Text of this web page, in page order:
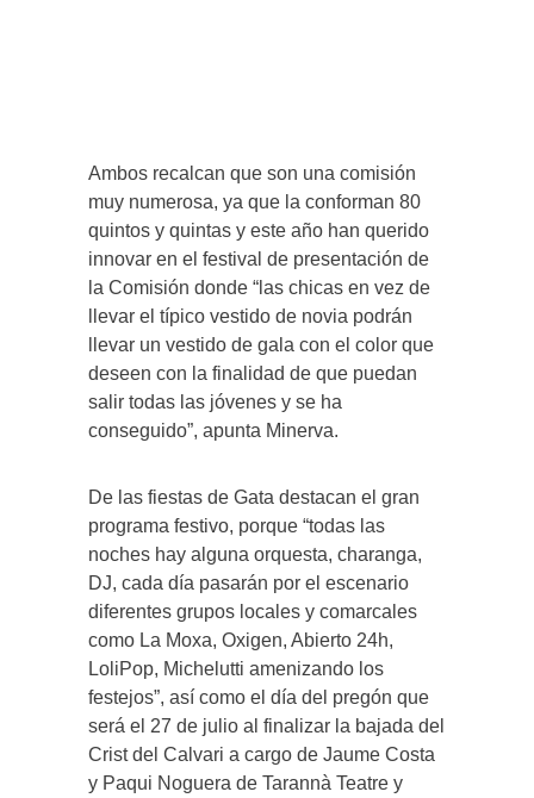
Ambos recalcan que son una comisión
muy numerosa, ya que la conforman 80
quintos y quintas y este año han querido
innovar en el festival de presentación de
la Comisión donde “las chicas en vez de
llevar el típico vestido de novia podrán
llevar un vestido de gala con el color que
deseen con la finalidad de que puedan
salir todas las jóvenes y se ha
conseguido”, apunta Minerva.
De las fiestas de Gata destacan el gran
programa festivo, porque “todas las
noches hay alguna orquesta, charanga,
DJ, cada día pasarán por el escenario
diferentes grupos locales y comarcales
como La Moxa, Oxigen, Abierto 24h,
LoliPop, Michelutti amenizando los
festejos”, así como el día del pregón que
será el 27 de julio al finalizar la bajada del
Crist del Calvari a cargo de Jaume Costa
y Paqui Noguera de Tarannà Teatre y